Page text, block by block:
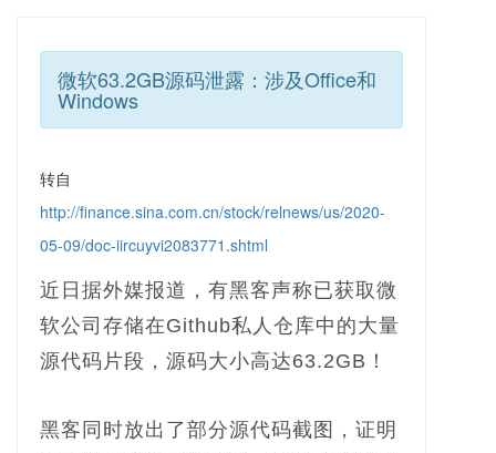
微软63.2GB源码泄露：涉及Office和
Windows
转自
http://finance.sina.com.cn/stock/relnews/us/2020-
05-09/doc-iircuyvi2083771.shtml
近日据外媒报道，有黑客声称已获取微
软公司存储在Github私人仓库中的大量
源代码片段，源码大小高达63.2GB！
黑客同时放出了部分源代码截图，证明